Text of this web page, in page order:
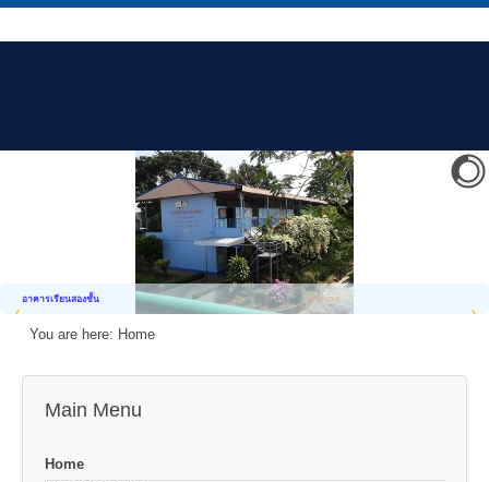
อาคารเรียนสองชั้น
You are here: Home
Main Menu
Home